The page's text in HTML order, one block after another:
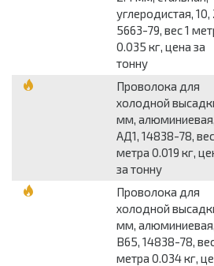
углеродистая, 10,
5663-79, вес 1
0.035 кг, цена за
тонну
Проволока для
холодной
мм, алюминиевая,
АД1, 14838-78, вес
метра 0.019 кг,
за тонну
Проволока для
холодной
мм, алюминиевая,
В65, 14838-78,
метра 0.034 кг,